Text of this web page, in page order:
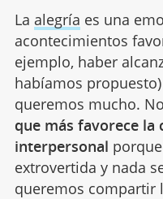
La alegría es una
acontecimientos
ejemplo, haber
habíamos
queremos mucho.
que más favorece la
interpersonal
extrovertida y nada
queremos compartir